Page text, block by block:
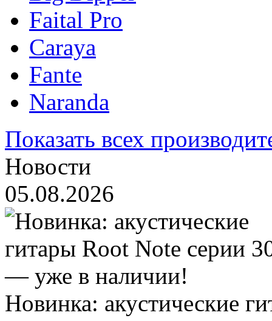
Faital Pro
Caraya
Fante
Naranda
Показать всех
Новости
05.08.2026
Новинка: акустические